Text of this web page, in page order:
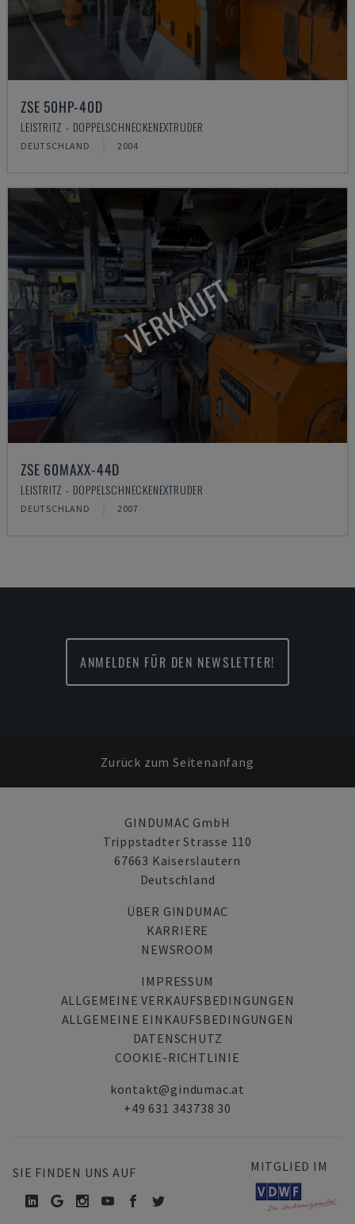
ZSE 50HP-40D
LEISTRITZ - DOPPELSCHNECKENEXTRUDER
DEUTSCHLAND 2004
VERKAUFT
ZSE 60MAXX-44D
LEISTRITZ - DOPPELSCHNECKENEXTRUDER
DEUTSCHLAND 2007
ANMELDEN FÜR DEN NEWSLETTER!
Zurück zum Seitenanfang
GINDUMAC GmbH
Trippstadter Strasse 110
67663 Kaiserslautern
Deutschland
ÜBER GINDUMAC
KARRIERE
NEWSROOM
IMPRESSUM
ALLGEMEINE VERKAUFSBEDINGUNGEN
ALLGEMEINE EINKAUFSBEDINGUNGEN
DATENSCHUTZ
COOKIE-RICHTLINIE
kontakt@gindumac.at
+49 631 343738 30
SIE FINDEN UNS AUF MITGLIED IM